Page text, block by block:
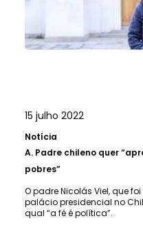
15 julho 2022
Notícia
A. Padre chileno quer
pobres”
O padre Nicolás Viel, que
palácio presidencial no
qual “a fé é política”.